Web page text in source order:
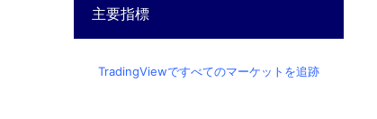
主要指標
TradingViewですべてのマーケットを追跡